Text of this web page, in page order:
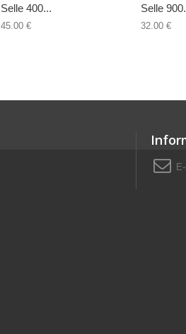
Selle 400...
45.00 €
Selle
32.00 €